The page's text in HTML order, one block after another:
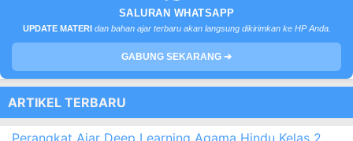
SALURAN WHATSAPP
UPDATE MATERI dan bahan ajar terbaru akan langsung dikirimkan ke HP Anda.
GABUNG SEKARANG ➔
ARTIKEL TERBARU
Perangkat Ajar Deep Learning Agama Hindu Kelas 2